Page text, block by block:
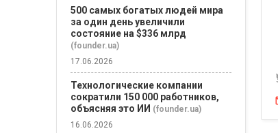
500 самых богатых людей мира
за один день увеличили
состояние на $336 млрд
(founder.ua)
17.06.2026
Технологические компании
сократили 150 000 работников,
объясняя это ИИ (founder.ua)
16.06.2026